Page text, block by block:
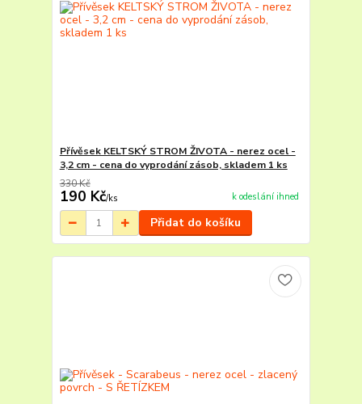
Přívěsek KELTSKÝ STROM ŽIVOTA - nerez ocel -
3,2 cm - cena do vyprodání zásob, skladem 1 ks
330 Kč
190 Kč/ks k odeslání ihned
Přidat do košíku